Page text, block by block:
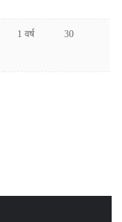
1 वर्ष 30